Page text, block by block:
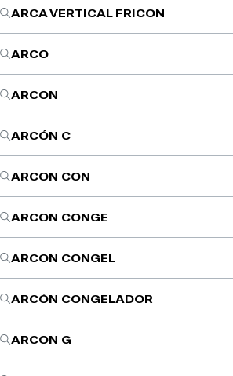
ARCA VERTICAL FRICON
ARCO
ARCON
ARCÓN C
ARCON CON
ARCON CONGE
ARCON CONGEL
ARCÓN CONGELADOR
ARCON G